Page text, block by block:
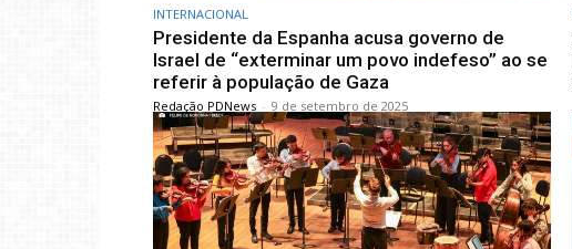
INTERNACIONAL
Presidente da Espanha acusa governo de
Israel de “exterminar um povo indefeso” ao se
referir à população de Gaza
Redação PDNews - 9 de setembro de 2025